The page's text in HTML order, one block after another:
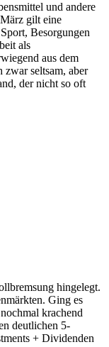
und andere
gilt eine
Besorgungen
als
aus dem
seltsam, aber
der nicht so oft
hingelegt.
Ging es
krachend
deutlichen 5-
+ Dividenden